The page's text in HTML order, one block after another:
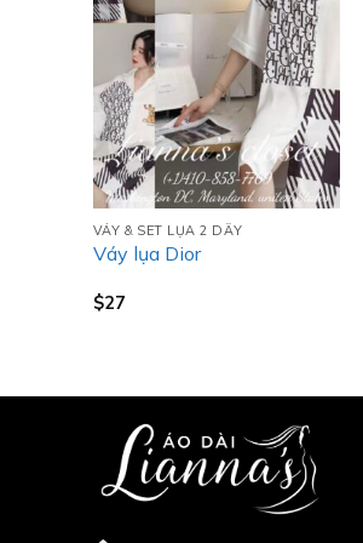
VÁY & SET LỤA 2 DÂY
Váy lụa Dior
$27